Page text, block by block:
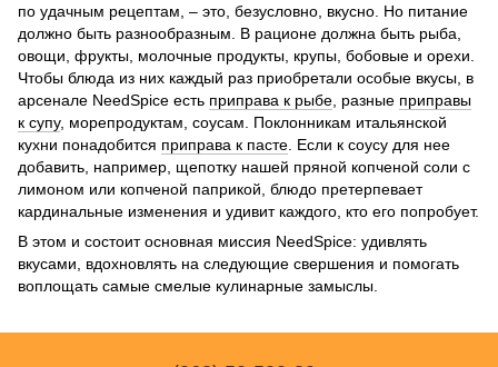
по удачным рецептам, – это, безусловно, вкусно. Но питание
должно быть разнообразным. В рационе должна быть рыба,
овощи, фрукты, молочные продукты, крупы, бобовые и орехи.
Чтобы блюда из них каждый раз приобретали особые вкусы, в
арсенале NeedSpice есть приправа к рыбе, разные приправы
к супу, морепродуктам, соусам. Поклонникам итальянской
кухни понадобится приправа к пасте. Если к соусу для нее
добавить, например, щепотку нашей пряной копченой соли с
лимоном или копченой паприкой, блюдо претерпевает
кардинальные изменения и удивит каждого, кто его попробует.
В этом и состоит основная миссия NeedSpice: удивлять
вкусами, вдохновлять на следующие свершения и помогать
воплощать самые смелые кулинарные замыслы.